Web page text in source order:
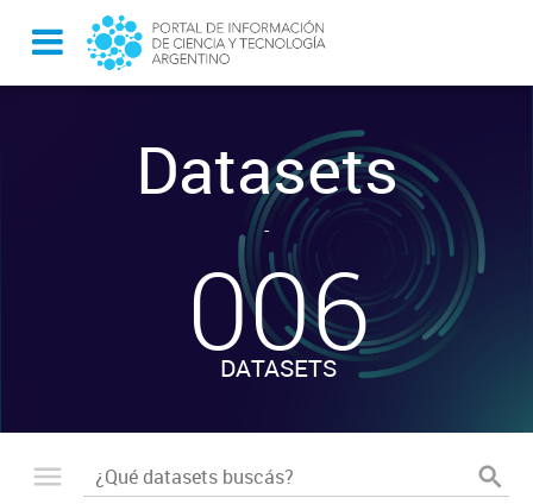
Datasets
-
006
DATASETS